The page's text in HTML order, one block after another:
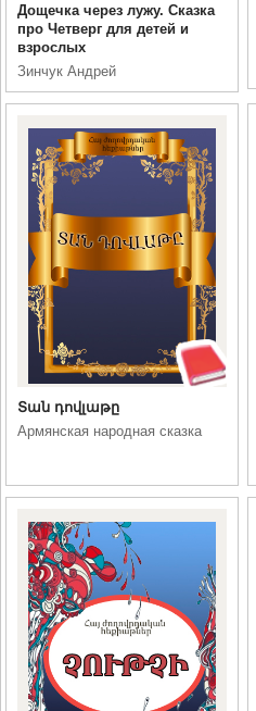
Дощечка через лужу. Сказка
про Четверг для детей и
взрослых
Зинчук Андрей
Տան դովլաթը
Армянская народная сказка